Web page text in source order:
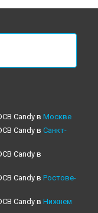
Candy в Москве
Candy в Санкт-
Candy в
Candy в Ростове-
Candy в Нижнем